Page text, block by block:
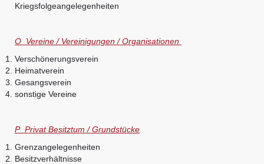
Kriegsfolgeangelegenheiten
O Vereine / Vereinigungen / Organisationen
Verschönerungsverein
Heimatverein
Gesangsverein
sonstige Vereine
P Privat Besitztum / Grundstücke
Grenzangelegenheiten
Besitzverhältnisse